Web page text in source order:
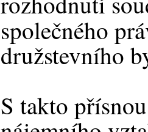
společného
družstevního
S takto